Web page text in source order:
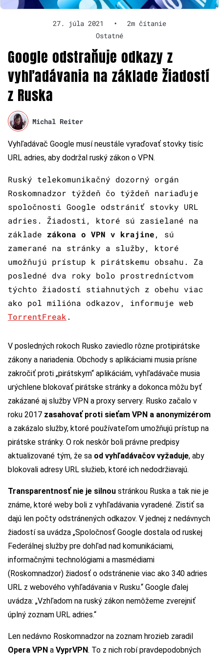
27. júla 2021 •
2m čítanie
Ostatné
Google odstraňuje odkazy z
vyhľadávania na základe žiadostí
z Ruska
Michal Reiter
Vyhľadávač Google musí neustále vyraďovať stovky tisíc
URL adries, aby dodržal ruský zákon o VPN.
Ruský telekomunikačný dozorný orgán
Roskomnadzor týždeň čo týždeň nariaďuje
spoločnosti Google odstrániť stovky URL
adries. Žiadosti, ktoré sú zasielané na
základe zákona o VPN v krajine, sú
zamerané na stránky a služby, ktoré
umožňujú prístup k pirátskemu obsahu. Za
posledné dva roky bolo prostredníctvom
týchto žiadostí stiahnutých z obehu viac
ako pol milióna odkazov, informuje web
TorrentFreak .
V posledných rokoch Rusko zaviedlo rôzne protipirátske
zákony a nariadenia. Obchody s aplikáciami musia prísne
zakročiť proti „pirátskym“ aplikáciám, vyhľadávače musia
urýchlene blokovať pirátske stránky a dokonca môžu byť
zakázané aj služby VPN a proxy servery. Rusko začalo v
roku 2017 zasahovať proti sieťam VPN a anonymizérom
a zakázalo služby, ktoré používateľom umožňujú prístup na
pirátske stránky. O rok neskôr boli právne predpisy
aktualizované tým, že sa od vyhľadávačov vyžaduje, aby
blokovali adresy URL služieb, ktoré ich nedodržiavajú.
Transparentnosť nie je silnou stránkou Ruska a tak nie je
známe, ktoré weby boli z vyhľadávania vyradené. Zistiť sa
dajú len počty odstránených odkazov. V jednej z nedávnych
žiadostí sa uvádza „Spoločnosť Google dostala od ruskej
Federálnej služby pre dohľad nad komunikáciami,
informačnými technológiami a masmédiami
(Roskomnadzor) žiadosť o odstránenie viac ako 340 adries
URL z webového vyhľadávania v Rusku.“ Google ďalej
uvádza: „Vzhľadom na ruský zákon nemôžeme zverejniť
úplný zoznam URL adries.“
Len nedávno Roskomnadzor na zoznam hrozieb zaradil
Opera VPN a VyprVPN. To z nich robí pravdepodobných